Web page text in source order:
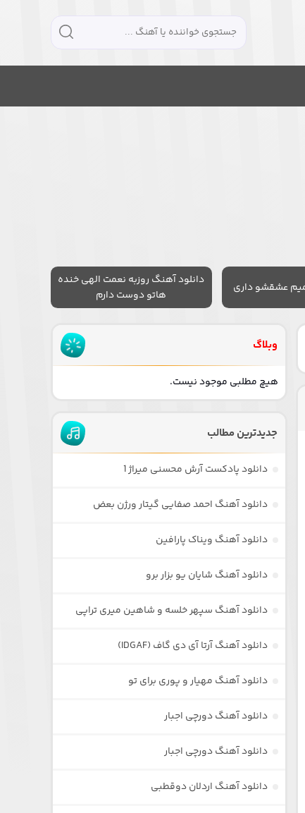
عشقشو داری
دانلود آهنگ روزبه نعمت الهی خنده
هاتو دوست دارم
وبلاگ
هیچ مطلبی موجود نیست.
جدیدترین مطالب
دانلود پادکست آرش محسنی میراژ 1
دانلود آهنگ احمد صفایی گیتار ورژن بعض
دانلود آهنگ ویناک پارافین
دانلود آهنگ شایان یو بزار برو
دانلود آهنگ سپهر خلسه و شاهین میری تراپی
دانلود آهنگ آرتا آی دی گاف (IDGAF)
دانلود آهنگ مهیار و پوری برای تو
دانلود آهنگ دورچی اجبار
دانلود آهنگ دورچی اجبار
دانلود آهنگ اردلان دوقطبی